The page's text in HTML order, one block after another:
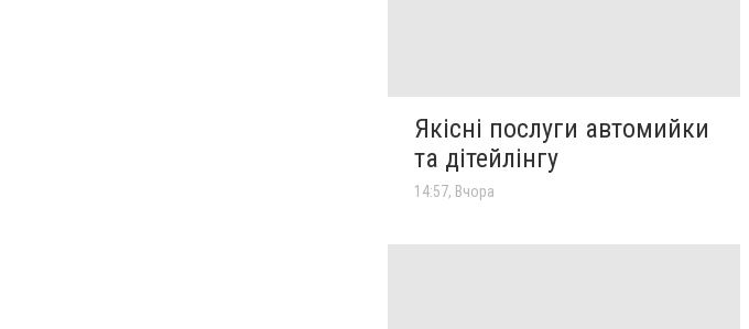
Якісні послуги автомийки
та дітейлінгу
14:57, Вчора